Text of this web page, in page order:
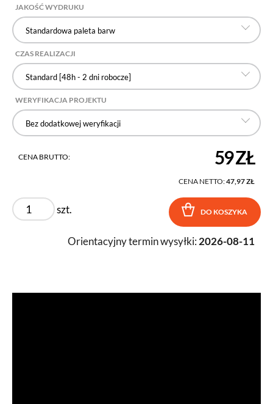
JAKOŚĆ WYDRUKU
Standardowa paleta barw
CZAS REALIZACJI
Standard [48h - 2 dni robocze]
WERYFIKACJA PROJEKTU
Bez dodatkowej weryfikacji
CENA BRUTTO: 59 ZŁ
CENA NETTO:47,97 ZŁ
szt. DO KOSZYKA
Orientacyjny termin wysyłki: 2026-08-11